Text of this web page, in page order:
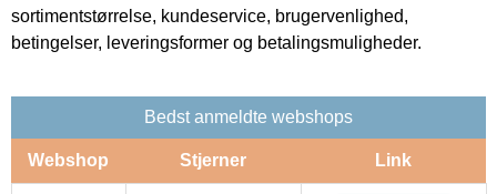
sortimentstørrelse, kundeservice, brugervenlighed,
betingelser, leveringsformer og betalingsmuligheder.
Bedst anmeldte webshops
Webshop Stjerner Link